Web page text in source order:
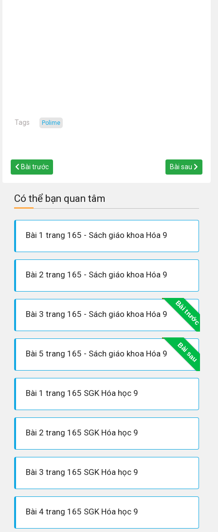
Tags polime
Bài trước Bài sau
Có thể bạn quan tâm
Bài 1 trang 165 - Sách giáo khoa Hóa 9
Bài 2 trang 165 - Sách giáo khoa Hóa 9
Bài trước
Bài 3 trang 165 - Sách giáo khoa Hóa 9
Bài sau
Bài 5 trang 165 - Sách giáo khoa Hóa 9
Bài 1 trang 165 SGK Hóa học 9
Bài 2 trang 165 SGK Hóa học 9
Bài 3 trang 165 SGK Hóa học 9
Bài 4 trang 165 SGK Hóa học 9